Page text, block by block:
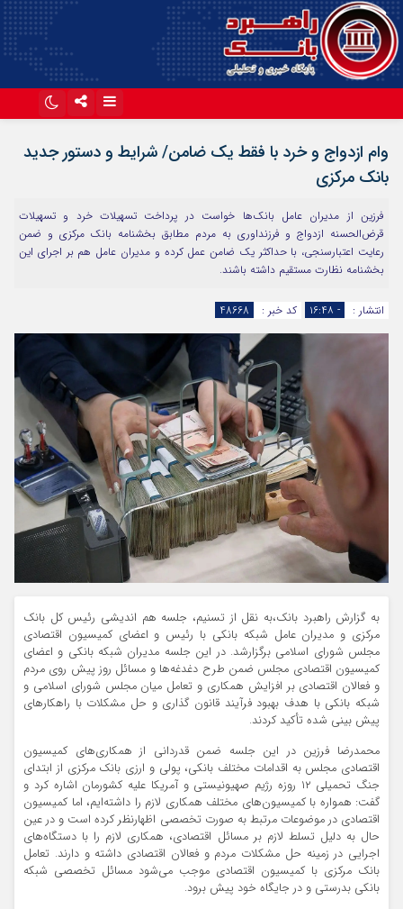
آپارات
وام ازدواج و خرد با فقط یک ضامن/ شرایط و دستور جدید
بانک مرکزی
فرزین از مدیران عامل بانک‌ها خواست در پرداخت تسهیلات خرد و تسهیلات
قرض‌الحسنه ازدواج و فرزنداوری به مردم مطابق بخشنامه بانک مرکزی و ضمن
رعایت اعتبارسنجی، با حداکثر یک ضامن عمل کرده و مدیران عامل هم بر اجرای این
بخشنامه نظارت مستقیم داشته باشند.
انتشار : - ۱۶:۴۸ کد خبر : 48668
به گزارش راهبرد بانک،به نقل از تسنیم، جلسه هم اندیشی رئیس کل بانک
مرکزی و مدیران عامل شبکه بانکی با رئیس و اعضای کمیسیون اقتصادی
مجلس شورای اسلامی برگزارشد. در این جلسه مدیران شبکه بانکی و اعضای
کمیسیون اقتصادی مجلس ضمن طرح دغدغه‌ها و مسائل روز پیش روی مردم
و فعالان اقتصادی بر افزایش همکاری و تعامل میان مجلس شورای اسلامی و
شبکه بانکی با هدف بهبود فرآیند قانون گذاری و حل مشکلات با راهکار‌های
پیش بینی شده تأکید کردند.
محمدرضا فرزین در این جلسه ضمن قدردانی از همکاری‌های کمیسیون
اقتصادی مجلس به اقدامات مختلف بانکی، پولی و ارزی بانک مرکزی از ابتدای
جنگ تحمیلی ۱۲ روزه رژیم صهیونیستی و آمریکا علیه کشورمان اشاره کرد و
گفت: همواره با کمیسیون‌های مختلف همکاری لازم را داشته‌ایم، اما کمیسیون
اقتصادی در موضوعات مرتبط به صورت تخصصی اظهارنظر کرده است و در عین
حال به دلیل تسلط لازم بر مسائل اقتصادی، همکاری لازم را با دستگاه‌های
اجرایی در زمینه حل مشکلات مردم و فعالان اقتصادی داشته و دارند. تعامل
بانک مرکزی با کمیسیون اقتصادی موجب می‌شود مسائل تخصصی شبکه
بانکی بدرستی و در جایگاه خود پیش برود.